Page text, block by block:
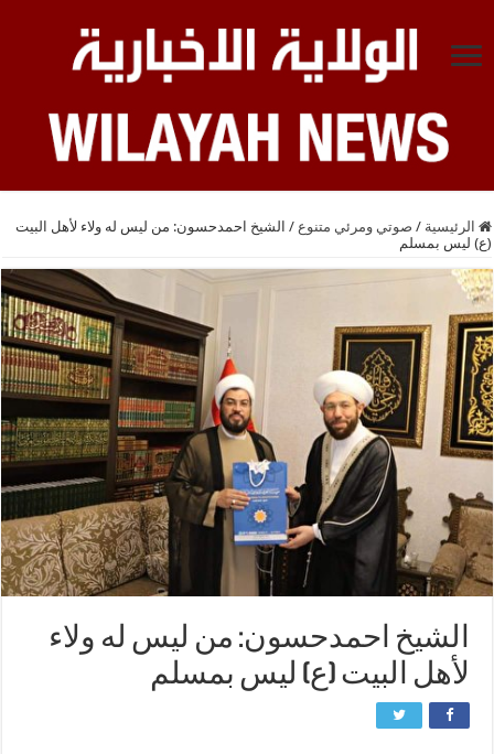
الرئيسية / صوتي ومرئي متنوع / الشيخ احمدحسون: من ليس له ولاء لأهل البيت
(ع) ليس بمسلم
الشيخ احمدحسون: من ليس له ولاء
لأهل البيت (ع) ليس بمسلم